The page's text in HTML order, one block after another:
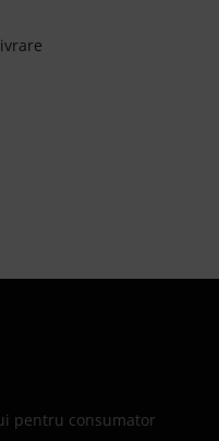
pentru consumator